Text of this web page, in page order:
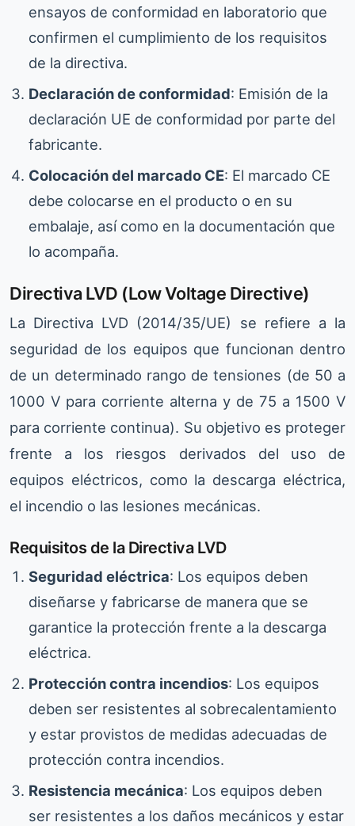
ensayos de conformidad en laboratorio que
confirmen el cumplimiento de los requisitos
de la directiva.
Declaración de conformidad: Emisión de la
declaración UE de conformidad por parte del
fabricante.
Colocación del marcado CE: El marcado CE
debe colocarse en el producto o en su
embalaje, así como en la documentación que
lo acompaña.
Directiva LVD (Low Voltage Directive)
La Directiva LVD (2014/35/UE) se refiere a la
seguridad de los equipos que funcionan dentro
de un determinado rango de tensiones (de 50 a
1000 V para corriente alterna y de 75 a 1500 V
para corriente continua). Su objetivo es proteger
frente a los riesgos derivados del uso de
equipos eléctricos, como la descarga eléctrica,
el incendio o las lesiones mecánicas.
Requisitos de la Directiva LVD
Seguridad eléctrica: Los equipos deben
diseñarse y fabricarse de manera que se
garantice la protección frente a la descarga
eléctrica.
Protección contra incendios: Los equipos
deben ser resistentes al sobrecalentamiento
y estar provistos de medidas adecuadas de
protección contra incendios.
Resistencia mecánica: Los equipos deben
ser resistentes a los daños mecánicos y estar